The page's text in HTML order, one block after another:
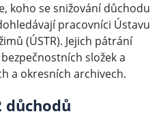
koho se snižování důchodu
pracovníci Ústavu
(ÚSTR). Jejich pátrání
složek a
a okresních archivech.
důchodů